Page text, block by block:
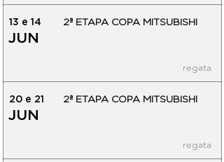
13 e 14
JUN
2ª ETAPA COPA MITSUBISHI
regata
20 e 21
JUN
2ª ETAPA COPA MITSUBISHI
regata